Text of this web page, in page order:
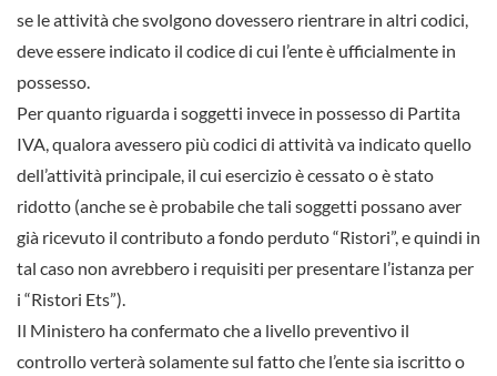
se le attività che svolgono dovessero rientrare in altri codici,
deve essere indicato il codice di cui l’ente è ufficialmente in
possesso.
Per quanto riguarda i soggetti invece in possesso di Partita
IVA, qualora avessero più codici di attività va indicato quello
dell’attività principale, il cui esercizio è cessato o è stato
ridotto (anche se è probabile che tali soggetti possano aver
già ricevuto il contributo a fondo perduto “Ristori”, e quindi in
tal caso non avrebbero i requisiti per presentare l’istanza per
i “Ristori Ets”).
Il Ministero ha confermato che a livello preventivo il
controllo verterà solamente sul fatto che l’ente sia iscritto o